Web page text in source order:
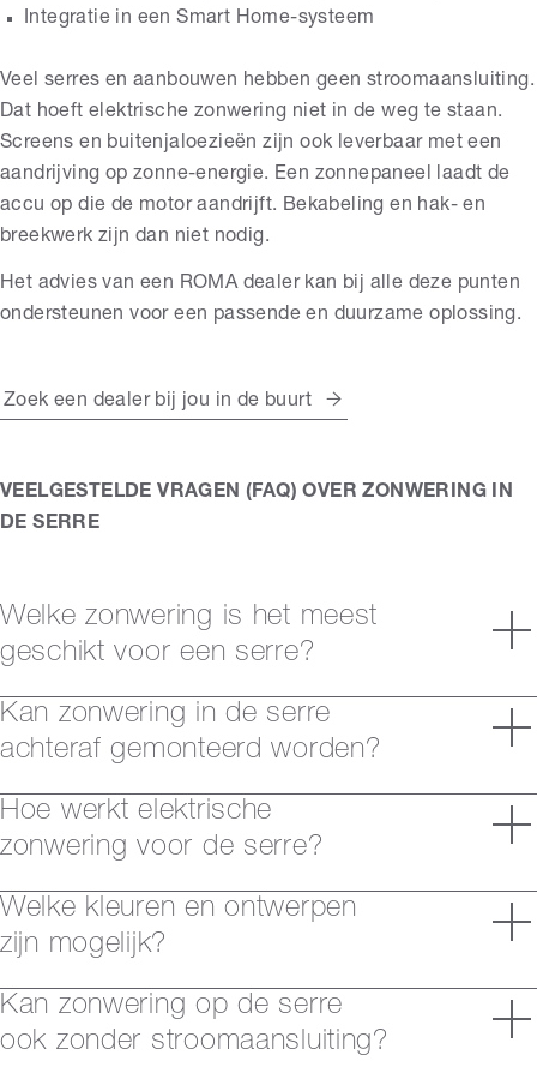
Integratie in een Smart Home-systeem
Veel serres en aanbouwen hebben geen stroomaansluiting.
Dat hoeft elektrische zonwering niet in de weg te staan.
Screens en buitenjaloezieën zijn ook leverbaar met een
aandrijving op zonne-energie. Een zonnepaneel laadt de
accu op die de motor aandrijft. Bekabeling en hak- en
breekwerk zijn dan niet nodig.
Het advies van een ROMA dealer kan bij alle deze punten
ondersteunen voor een passende en duurzame oplossing.
Zoek een dealer bij jou in de buurt
VEELGESTELDE VRAGEN (FAQ) OVER ZONWERING IN
DE SERRE
Welke zonwering is het meest
geschikt voor een serre?
Kan zonwering in de serre
achteraf gemonteerd worden?
Hoe werkt elektrische
zonwering voor de serre?
Welke kleuren en ontwerpen
zijn mogelijk?
Kan zonwering op de serre
ook zonder stroomaansluiting?